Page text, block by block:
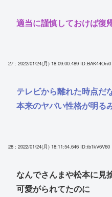
適当に謹慎しておけば復
27 : 2022/01/24(月) 18:09:00.489 ID:BAK44Oni0
テレビから離れた時点だ
本来のヤバい性格が明る
28 : 2022/01/24(月) 18:11:54.646 ID:tb1kV6V60
なんでさんまや松本に
可愛がられてたのに